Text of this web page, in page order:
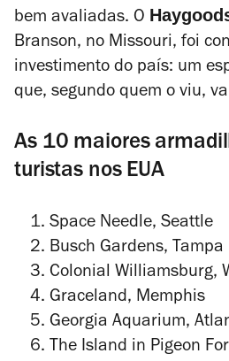
bem avaliadas. O
Branson, no Missouri, foi
investimento do país: um
que, segundo quem o viu,
As 10 maiores
turistas nos EUA
Space Needle, Seattle
Busch Gardens, Tampa
Colonial Williamsburg,
Graceland, Memphis
Georgia Aquarium,
The Island in Pigeon